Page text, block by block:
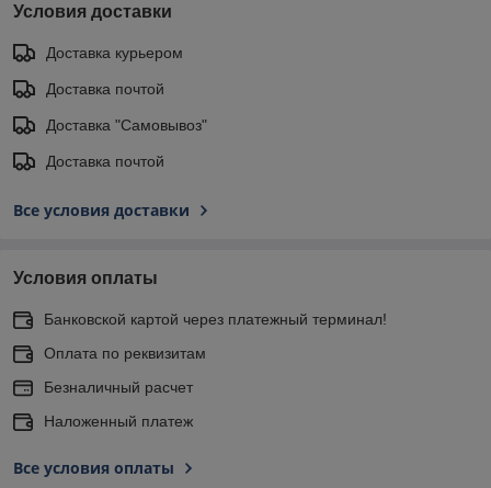
Условия доставки
Доставка курьером
Доставка почтой
Доставка "Самовывоз"
Доставка почтой
Все условия доставки
Условия оплаты
Банковской картой через платежный терминал!
Оплата по реквизитам
Безналичный расчет
Наложенный платеж
Все условия оплаты